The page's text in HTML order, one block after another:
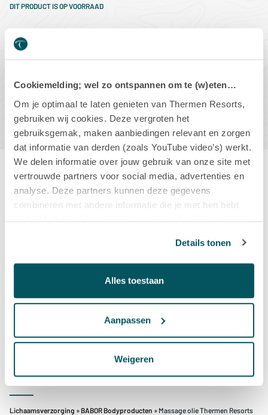
Cookiemelding; wel zo ontspannen om te (w)eten…
Om je optimaal te laten genieten van Thermen Resorts,
gebruiken wij cookies. Deze vergroten het
gebruiksgemak, maken aanbiedingen relevant en zorgen
dat informatie van derden (zoals YouTube video’s) werkt.
We delen informatie over jouw gebruik van onze site met
vertrouwde partners voor social media, advertenties en
analyse. Deze partners kunnen deze gegevens
combineren met andere informatie die je met hen hebt
gedeeld of die zij hebben verzameld op basis van jouw
Details tonen
Alles toestaan
Aanpassen
Weigeren
DIT PRODUCT IS OP VOORRAAD
-
Productbeschrijving
De heerlijke massageolie is gemaakt op basis van soja olie
deze massageolie gebruiken voor een heerlijke massage.
Je kunt deze gebruiken om de huid te masseren of om na
het douchen de droge huid in te smeren.
INGREDIËNTEN
GLYCINE SOJA (SOYABEAN) OIL, TOCOPHERYL ACETATE
Lichaamsverzorging » BABOR Bodyproducten » Massage olie Thermen Resorts